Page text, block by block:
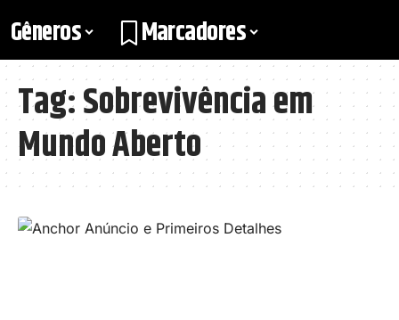
Gêneros
Marcadores
Tag:Sobrevivência em
Mundo Aberto